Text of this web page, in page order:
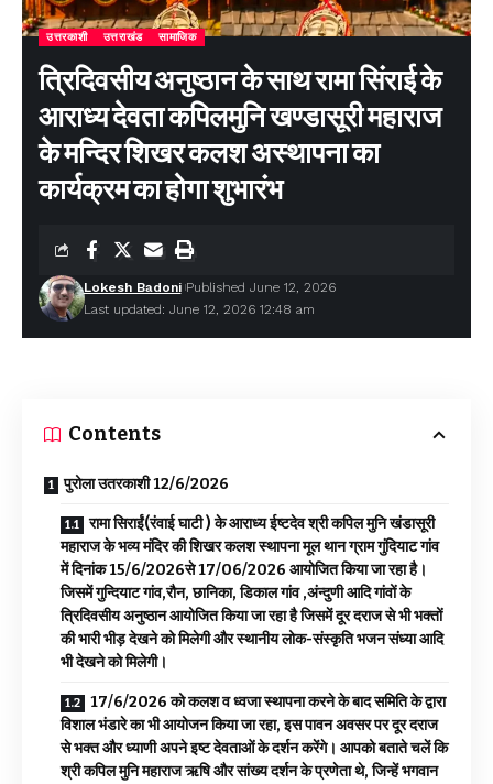
उत्तरकाशी उत्तराखंड सामाजिक
त्रिदिवसीय अनुष्ठान के साथ रामा सिंराई के
आराध्य देवता कपिलमुनि खण्डासूरी महाराज
के मन्दिर शिखर कलश अस्थापना का
कार्यक्रम का होगा शुभारंभ
Last updated: June 12, 2026 12:48 am
Lokesh Badoni Published June 12, 2026
Contents
पुरोला उतरकाशी 12/6/2026
रामा सिराईं(रंवाई घाटी ) के आराध्य ईष्टदेव श्री कपिल मुनि खंडासूरी
महाराज के भव्य मंदिर की शिखर कलश स्थापना मूल थान ग्राम गुंदियाट गांव
में दिनांक 15/6/2026से 17/06/2026 आयोजित किया जा रहा है।
जिसमें गुन्दियाट गांव,रौन, छानिका, डिकाल गांव ,अंन्दुणी आदि गांवों के
त्रिदिवसीय अनुष्ठान आयोजित किया जा रहा है जिसमें दूर दराज से भी भक्तों
की भारी भीड़ देखने को मिलेगी और स्थानीय लोक-संस्कृति भजन संध्या आदि
भी देखने को मिलेगी।
17/6/2026 को कलश व ध्वजा स्थापना करने के बाद समिति के द्वारा
विशाल भंडारे का भी आयोजन किया जा रहा, इस पावन अवसर पर दूर दराज
से भक्त और ध्याणी अपने इष्ट देवताओं के दर्शन करेंगे। आपको बताते चलें कि
श्री कपिल मुनि महाराज ऋषि और सांख्य दर्शन के प्रणेता थे, जिन्हें भगवान